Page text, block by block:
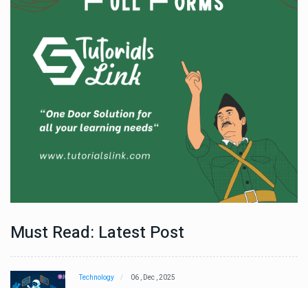
Must Read: Latest Post
Technology 06 , Dec , 2025